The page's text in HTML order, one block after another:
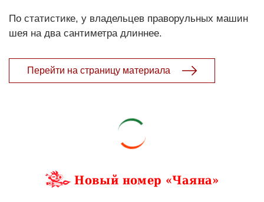
По статистике, у владельцев праворульных машин
шея на два сантиметра длиннее.
Перейти на страницу материала
Новый номер «Чаяна»